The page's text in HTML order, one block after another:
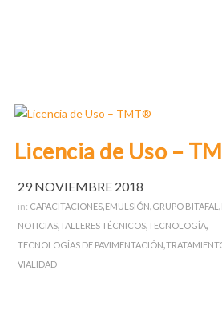
Licencia de Uso –
29 NOVIEMBRE 2018
in: CAPACITACIONES,EMULSIÓN,GRUPO BITAFAL ,
NOTICIAS,TALLERES TÉCNICOS,TECNOLOGÍA,
TECNOLOGÍAS DE PAVIMENTACIÓN,
VIALIDAD